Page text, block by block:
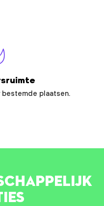
plaatsen.